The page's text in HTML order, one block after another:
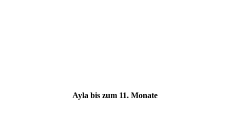
Ayla bis zum 11. Monate